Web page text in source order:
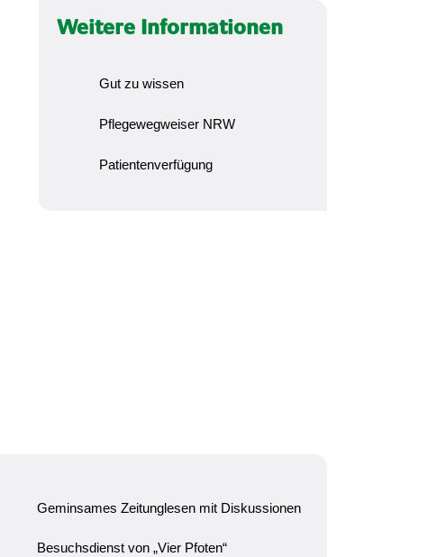
Weitere Informationen
Gut zu wissen
Pflegewegweiser NRW
Patientenverfügung
Geminsames Zeitunglesen mit Diskussionen
Besuchsdienst von „Vier Pfoten“